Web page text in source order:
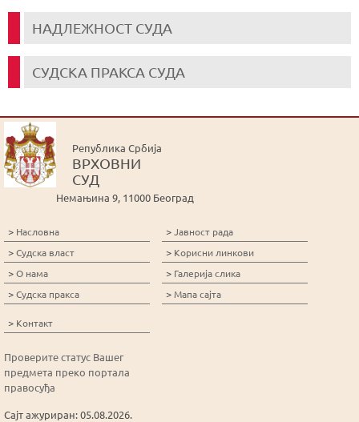
НАДЛЕЖНОСТ СУДА
СУДСКА ПРАКСА СУДА
Република Србија
ВРХОВНИ
СУД
Немањина 9, 11000 Београд
> Насловна
>Судска власт
>О нама
>Судска пракса
>Јавност рада
> Корисни линкови
> Галерија слика
> Мапа сајта
> Контакт
Проверите статус Вашег
предмета преко портала
правосуђа
Сајт ажуриран: 05.08.2026.